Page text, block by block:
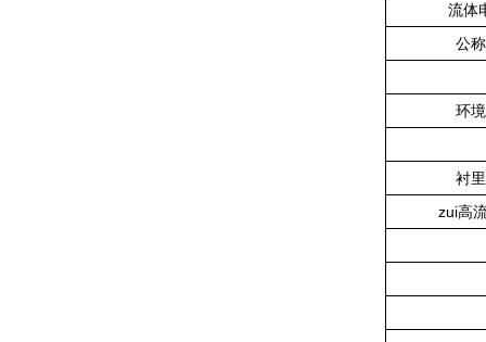
流体
公
环
衬
zui高